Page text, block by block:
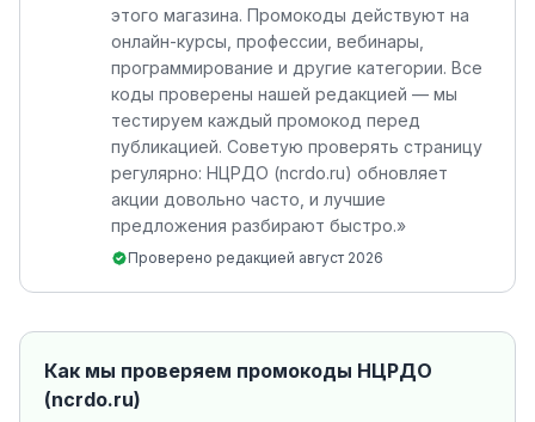
этого магазина. Промокоды действуют на
онлайн-курсы, профессии, вебинары,
программирование и другие категории. Все
коды проверены нашей редакцией — мы
тестируем каждый промокод перед
публикацией. Советую проверять страницу
регулярно: НЦРДО (ncrdo.ru) обновляет
акции довольно часто, и лучшие
предложения разбирают быстро.»
Проверено редакцией август 2026
Как мы проверяем промокоды НЦРДО
(ncrdo.ru)